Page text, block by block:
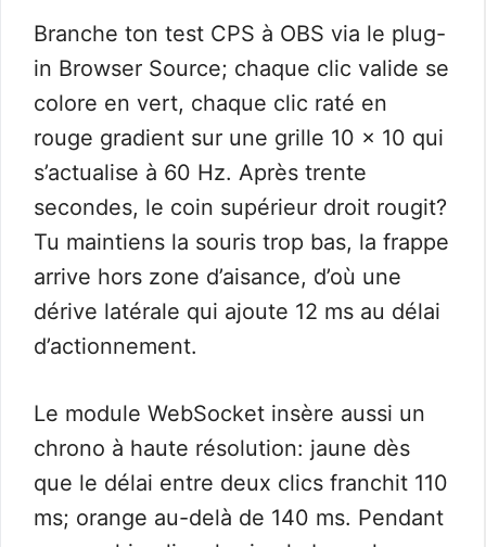
Branche ton test CPS à OBS via le plug-
in Browser Source; chaque clic valide se
colore en vert, chaque clic raté en
rouge gradient sur une grille 10 × 10 qui
s’actualise à 60 Hz. Après trente
secondes, le coin supérieur droit rougit?
Tu maintiens la souris trop bas, la frappe
arrive hors zone d’aisance, d’où une
dérive latérale qui ajoute 12 ms au délai
d’actionnement.
Le module WebSocket insère aussi un
chrono à haute résolution: jaune dès
que le délai entre deux clics franchit 110
ms; orange au-delà de 140 ms. Pendant